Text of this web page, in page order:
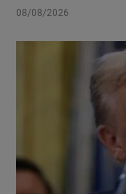
08/08/2026